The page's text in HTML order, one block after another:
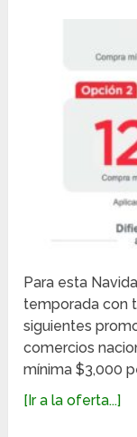
Para esta
temporada con
siguientes
comercios
mínima $3,000
[Ir a la oferta...]